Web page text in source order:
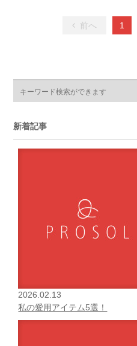
前へ 1
新着記事
2026.02.13
私の愛用アイテム5選！